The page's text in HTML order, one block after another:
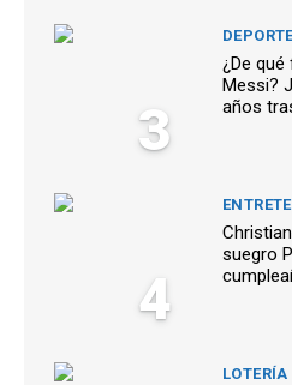
3
¿De
Messi?
años
4
suegro
LOTERÍA